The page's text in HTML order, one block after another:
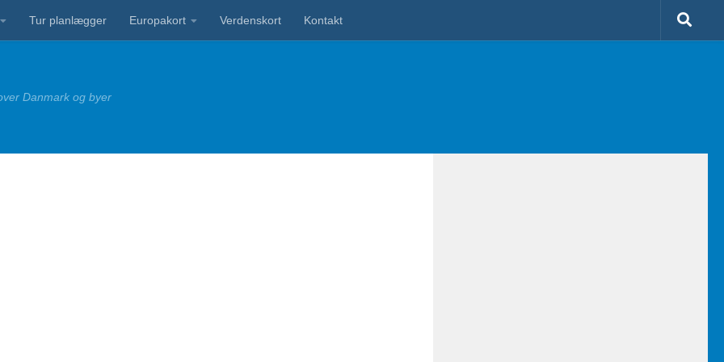
Tur planlægger Europakort Verdenskort Kontakt
Danmark og byer